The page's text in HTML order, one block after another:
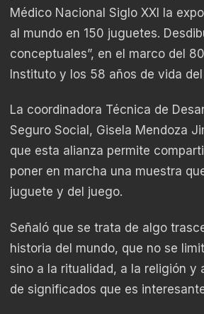
Médico Nacional Siglo XXI la
al mundo en 150 juguetes.
conceptuales”, en el marco del
Instituto y los 58 años de vida
La coordinadora Técnica de
Seguro Social, Gisela Mendoza
que esta alianza permite
poner en marcha una muestra
juguete y del juego.
Señaló que se trata de algo
historia del mundo, que no se
sino a la ritualidad, a la religión y
de significados que es